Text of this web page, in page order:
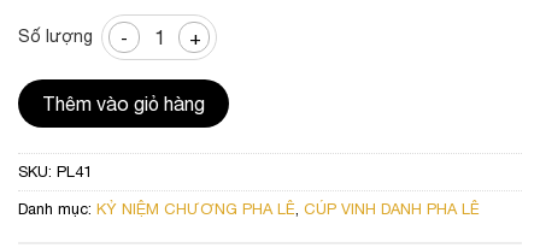
Số lượng Kỷ niệm chương pha lê cánh chim PL41 số lượng
Thêm vào giỏ hàng
SKU: PL41
Danh mục: KỶ NIỆM CHƯƠNG PHA LÊ CÚP VINH DANH PHA LÊ